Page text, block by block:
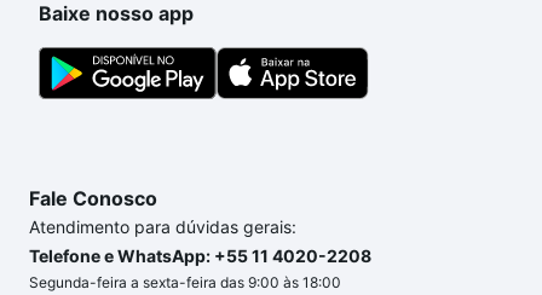
Baixe nosso app
Fale Conosco
Atendimento para dúvidas gerais:
Telefone e WhatsApp: +55 11 4020-2208
Segunda-feira a sexta-feira das 9:00 às 18:00